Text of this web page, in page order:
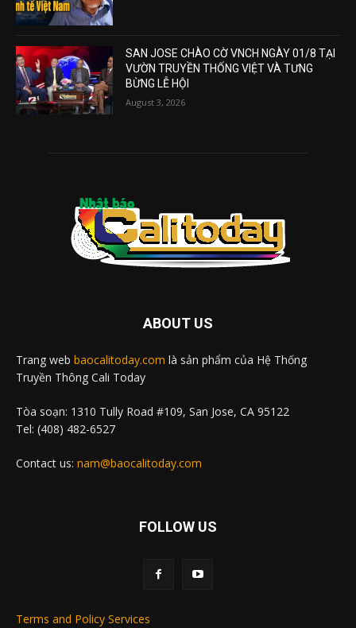
SAN JOSE CHÀO CỜ VNCH NGÀY 01/8 TẠI
VƯỜN TRUYỀN THỐNG VIỆT VÀ TƯNG
BỪNG LỄ HỘI
August 3, 2026
ABOUT US
Trang web baocalitoday.com là sản phẩm của Hệ Thống
Truyền Thông Cali Today
Tòa soạn: 1310 Tully Road #109, San Jose, CA 95122
Tel: (408) 482-6527
Contact us: nam@baocalitoday.com
FOLLOW US
Terms and Policy Services